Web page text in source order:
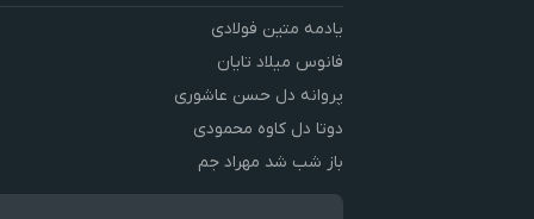
یادمه متین فولادی
فانوس میلاد تایان
پروانه دل حسن عاشوری
دوتا دل کاوه محمودی
باز شب شد مهراد جم